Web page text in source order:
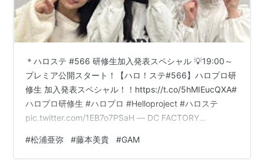
＊ハロステ #566 研修生加入発表スペシャル 💡19:00～
プレミア公開スタート！【ハロ！ステ#566】ハロプロ研
修生 加入発表スペシャル！！https://t.co/5hMIEucQXA#
ハロプロ研修生 #ハロプロ #Helloproject #ハロステ
pic.twitter.com/1EB7o7PSaH — DC FACTORY
ー！プロジェクト オフィシャルサイト MCは小田さくら
さんと高瀬くるみさん。 オーディションで合格者がいな
#松浦亜弥 #藤本美貴 #GAM